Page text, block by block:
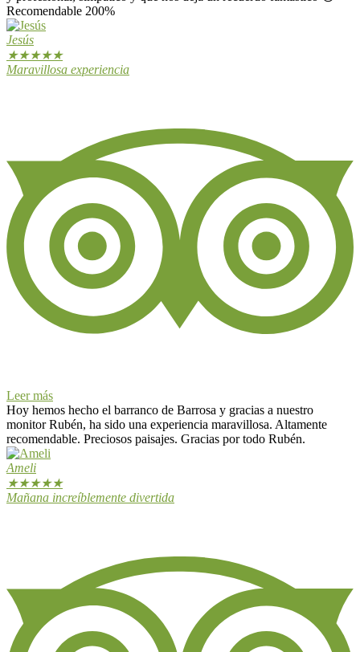
Recomendable 200%
Jesús
★★★★★
Maravillosa experiencia
Leer más
Hoy hemos hecho el barranco de Barrosa y gracias a nuestro
monitor Rubén, ha sido una experiencia maravillosa. Altamente
recomendable. Preciosos paisajes. Gracias por todo Rubén.
Ameli
★★★★★
Mañana increíblemente divertida